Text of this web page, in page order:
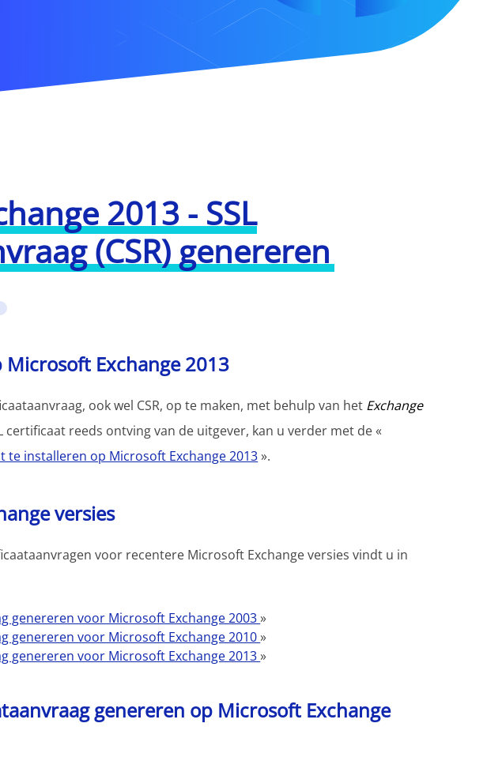
2013 - SSL
(CSR) genereren
Microsoft Exchange 2013
ook wel CSR, op te maken, met behulp van het Exchange
certificaat reeds ontving van de uitgever, kan u verder met de «
te installeren op Microsoft Exchange 2013».
versies
voor recentere Microsoft Exchange versies vindt u in
genereren voor Microsoft Exchange 2003»
genereren voor Microsoft Exchange 2010»
genereren voor Microsoft Exchange 2013»
genereren op Microsoft Exchange